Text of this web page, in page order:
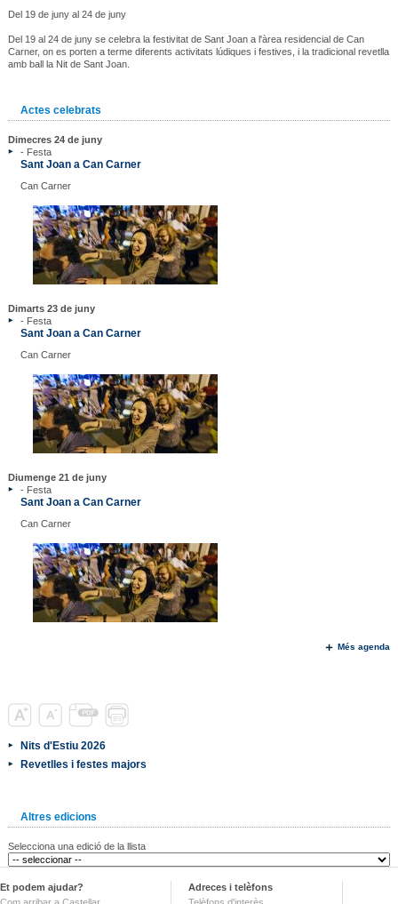
Del 19 de juny al 24 de juny
Del 19 al 24 de juny se celebra la festivitat de Sant Joan a l'àrea residencial de Can
Carner, on es porten a terme diferents activitats lúdiques i festives, i la tradicional revetlla
amb ball la Nit de Sant Joan.
Actes celebrats
Dimecres 24 de juny
- Festa
Sant Joan a Can Carner
Can Carner
Dimarts 23 de juny
- Festa
Sant Joan a Can Carner
Can Carner
Diumenge 21 de juny
- Festa
Sant Joan a Can Carner
Can Carner
Més agenda
Nits d'Estiu 2026
Revetlles i festes majors
Altres edicions
Selecciona una edició de la llista
Et podem ajudar?
Adreces i telèfons